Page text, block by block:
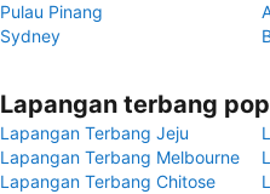
Pulau Pinang
Sydney
Lapangan terbang
Lapangan Terbang Jeju
Lapangan Terbang Melbourne
Lapangan Terbang Chitose